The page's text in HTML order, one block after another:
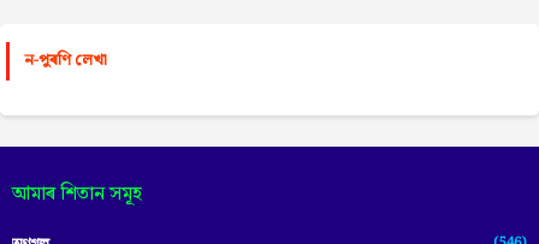
ন-পুৰণি লেখা
আমাৰ শিতান সমূহ